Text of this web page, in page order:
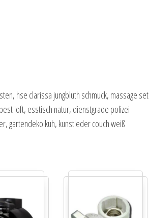
hse clarissa jungbluth schmuck, massage set
loft, esstisch natur, dienstgrade polizei
gartendeko kuh, kunstleder couch weiß